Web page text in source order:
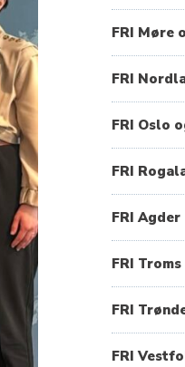
FRI Møre
FRI
FRI Oslo
FRI
FRI Agder
FRI
FRI
FRI